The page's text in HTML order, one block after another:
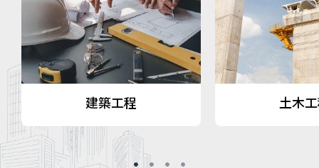
了解更多
建築工程
了解更
土木